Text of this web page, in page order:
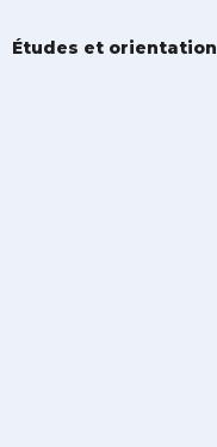
Études et orientation